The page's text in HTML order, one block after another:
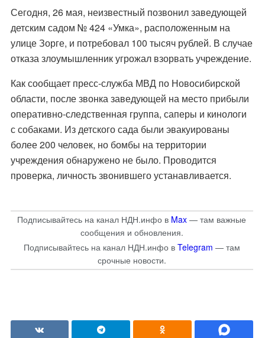
Сегодня, 26 мая, неизвестный позвонил заведующей
детским садом № 424 «Умка», расположенным на
улице Зорге, и потребовал 100 тысяч рублей. В случае
отказа злоумышленник угрожал взорвать учреждение.
Как сообщает пресс-служба МВД по Новосибирской
области, после звонка заведующей на место прибыли
оперативно-следственная группа, саперы и кинологи
с собаками. Из детского сада были эвакуированы
более 200 человек, но бомбы на территории
учреждения обнаружено не было. Проводится
проверка, личность звонившего устанавливается.
Подписывайтесь на канал НДН.инфо в Max — там важные
сообщения и обновления.
Подписывайтесь на канал НДН.инфо в Telegram — там
срочные новости.